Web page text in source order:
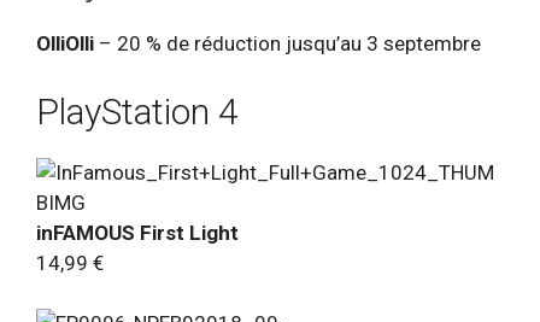
OlliOlli – 20 % de réduction jusqu’au 3 septembre
PlayStation 4
inFAMOUS First Light
14,99 €